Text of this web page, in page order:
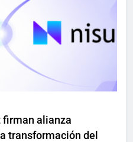
firman alianza
transformación del